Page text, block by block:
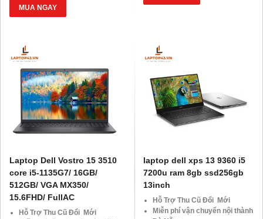
Giảm 20%khi nâng cấp Ram-
SSD
10.000 Voucher Giảm
Giá 500.000đ
MUA NGAY
SSD
Giá 500.000đ
Laptop Dell Vostro 15 3510
core i5-1135G7/ 16GB/
512GB/ VGA MX350/
15.6FHD/ FullAC
Hỗ Trợ Thu Cũ Đổi Mới
laptop dell xps 13 9360 i5
7200u ram 8gb ssd256gb
13inch
Hỗ Trợ Thu Cũ Đổi Mới
Miễn phí vận chuyển nội thành